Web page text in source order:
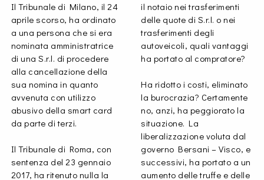
Il Tribunale di Milano, il 24
aprile scorso, ha ordinato
a una persona che si era
nominata amministratrice
di una S.r.l. di procedere
alla cancellazione della
sua nomina in quanto
avvenuta con utilizzo
abusivo della smart card
da parte di terzi.
Il Tribunale di Roma, con
sentenza del 23 gennaio
2017, ha ritenuto nulla la
il notaio nei trasferimenti
delle quote di S.r.l. o nei
trasferimenti degli
autoveicoli, quali vantaggi
ha portato al compratore?
Ha ridotto i costi, eliminato
la burocrazia? Certamente
no, anzi, ha peggiorato la
situazione. La
liberalizzazione voluta dal
governo Bersani – Visco, e
successivi, ha portato a un
aumento delle truffe e delle